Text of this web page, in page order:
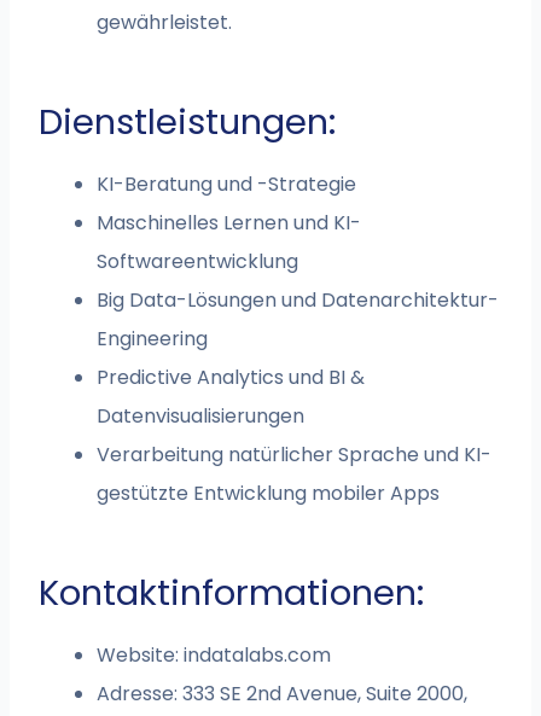
gewährleistet.
Dienstleistungen:
KI-Beratung und -Strategie
Maschinelles Lernen und KI-
Softwareentwicklung
Big Data-Lösungen und Datenarchitektur-
Engineering
Predictive Analytics und BI &
Datenvisualisierungen
Verarbeitung natürlicher Sprache und KI-
gestützte Entwicklung mobiler Apps
Kontaktinformationen:
Website: indatalabs.com
Adresse: 333 SE 2nd Avenue, Suite 2000,